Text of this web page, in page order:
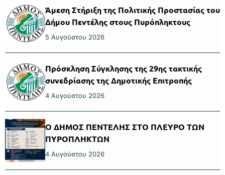
Άμεση Στήριξη της Πολιτικής Προστασίας του
Δήμου Πεντέλης στους Πυρόπληκτους
5 Αυγούστου 2026
Πρόσκληση Σύγκλησης της 29ης τακτικής
συνεδρίασης της Δημοτικής Επιτροπής
4 Αυγούστου 2026
Ο ΔΗΜΟΣ ΠΕΝΤΕΛΗΣ ΣΤΟ ΠΛΕΥΡΟ ΤΩΝ
ΠΥΡΟΠΛΗΚΤΩΝ
4 Αυγούστου 2026